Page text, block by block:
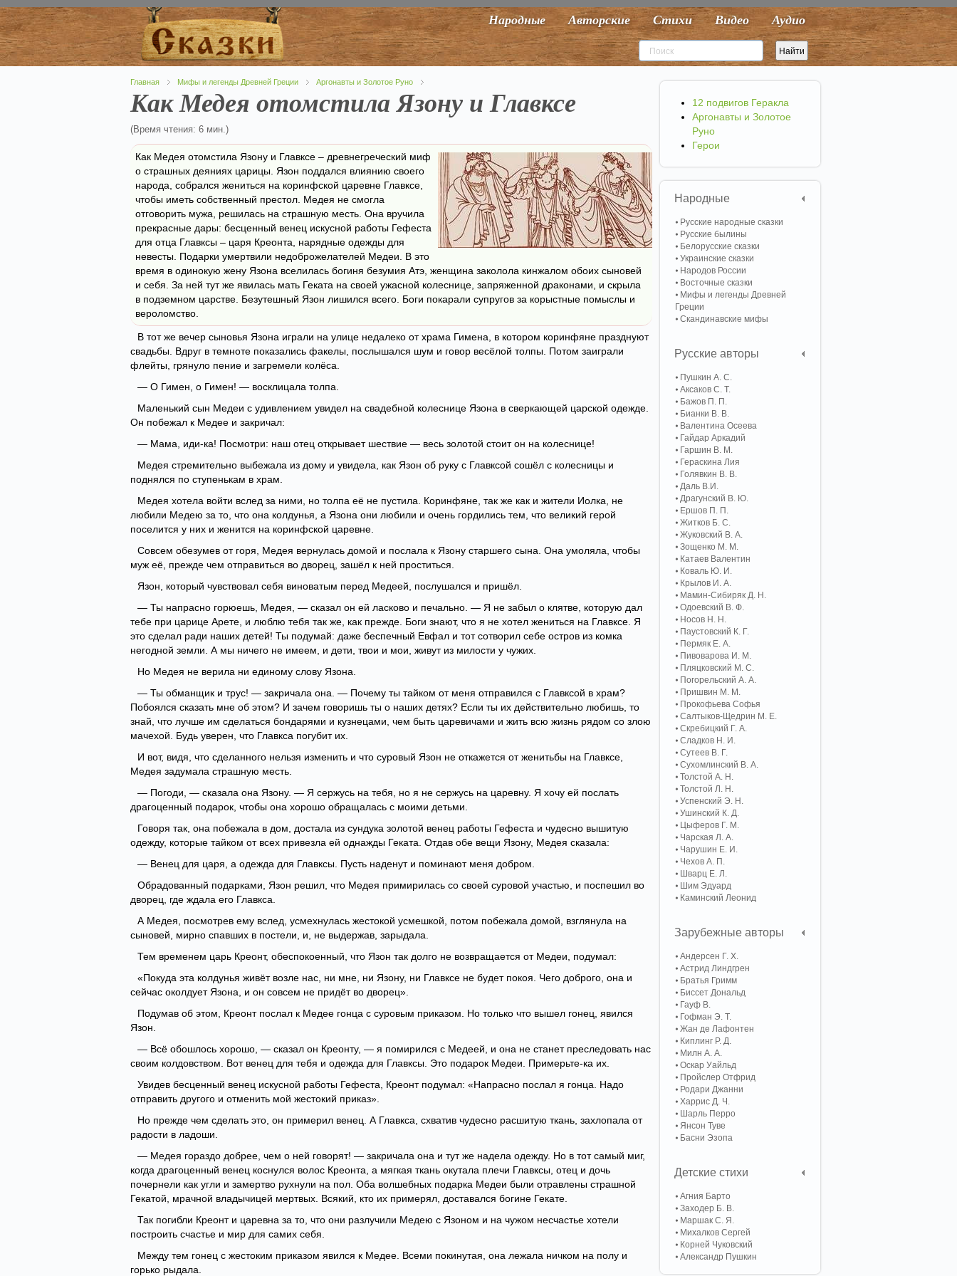
Народные Авторские Стихи Видео Аудио
Главная Мифы и легенды Древней Греции Аргонавты и Золотое Руно
Как Медея отомстила Язону и Главксе
(Время чтения: 6 мин.)
Как Медея отомстила Язону и Главксе – древнегреческий миф
о страшных деяниях царицы. Язон поддался влиянию своего
народа, собрался жениться на коринфской царевне Главксе,
чтобы иметь собственный престол. Медея не смогла
отговорить мужа, решилась на страшную месть. Она вручила
прекрасные дары: бесценный венец искусной работы Гефеста
для отца Главксы – царя Креонта, нарядные одежды для
невесты. Подарки умертвили недоброжелателей Медеи. В это
время в одинокую жену Язона вселилась богиня безумия Атэ, женщина заколола кинжалом обоих сыновей
и себя. За ней тут же явилась мать Геката на своей ужасной колеснице, запряженной драконами, и скрыла
в подземном царстве. Безутешный Язон лишился всего. Боги покарали супругов за корыстные помыслы и
вероломство.
В тот же вечер сыновья Язона играли на улице недалеко от храма Гимена, в котором коринфяне празднуют
свадьбы. Вдруг в темноте показались факелы, послышался шум и говор весёлой толпы. Потом заиграли
флейты, грянуло пение и загремели колёса.
— О Гимен, о Гимен! — восклицала толпа.
Маленький сын Медеи с удивлением увидел на свадебной колеснице Язона в сверкающей царской одежде.
Он побежал к Медее и закричал:
— Мама, иди-ка! Посмотри: наш отец открывает шествие — весь золотой стоит он на колеснице!
Медея стремительно выбежала из дому и увидела, как Язон об руку с Главксой сошёл с колесницы и
поднялся по ступенькам в храм.
Медея хотела войти вслед за ними, но толпа её не пустила. Коринфяне, так же как и жители Иолка, не
любили Медею за то, что она колдунья, а Язона они любили и очень гордились тем, что великий герой
поселится у них и женится на коринфской царевне.
Совсем обезумев от горя, Медея вернулась домой и послала к Язону старшего сына. Она умоляла, чтобы
муж её, прежде чем отправиться во дворец, зашёл к ней проститься.
Язон, который чувствовал себя виноватым перед Медеей, послушался и пришёл.
— Ты напрасно горюешь, Медея, — сказал он ей ласково и печально. — Я не забыл о клятве, которую дал
тебе при царице Арете, и люблю тебя так же, как прежде. Боги знают, что я не хотел жениться на Главксе. Я
это сделал ради наших детей! Ты подумай: даже беспечный Евфал и тот сотворил себе остров из комка
негодной земли. А мы ничего не имеем, и дети, твои и мои, живут из милости у чужих.
Но Медея не верила ни единому слову Язона.
— Ты обманщик и трус! — закричала она. — Почему ты тайком от меня отправился с Главксой в храм?
Побоялся сказать мне об этом? И зачем говоришь ты о наших детях? Если ты их действительно любишь, то
знай, что лучше им сделаться бондарями и кузнецами, чем быть царевичами и жить всю жизнь рядом со злою
мачехой. Будь уверен, что Главкса погубит их.
И вот, видя, что сделанного нельзя изменить и что суровый Язон не откажется от женитьбы на Главксе,
Медея задумала страшную месть.
— Погоди, — сказала она Язону. — Я сержусь на тебя, но я не сержусь на царевну. Я хочу ей послать
драгоценный подарок, чтобы она хорошо обращалась с моими детьми.
Говоря так, она побежала в дом, достала из сундука золотой венец работы Гефеста и чудесно вышитую
одежду, которые тайком от всех привезла ей однажды Геката. Отдав обе вещи Язону, Медея сказала:
— Венец для царя, а одежда для Главксы. Пусть наденут и поминают меня добром.
Обрадованный подарками, Язон решил, что Медея примирилась со своей суровой участью, и поспешил во
дворец, где ждала его Главкса.
А Медея, посмотрев ему вслед, усмехнулась жестокой усмешкой, потом побежала домой, взглянула на
сыновей, мирно спавших в постели, и, не выдержав, зарыдала.
Тем временем царь Креонт, обеспокоенный, что Язон так долго не возвращается от Медеи, подумал:
«Покуда эта колдунья живёт возле нас, ни мне, ни Язону, ни Главксе не будет покоя. Чего доброго, она и
сейчас околдует Язона, и он совсем не придёт во дворец».
Подумав об этом, Креонт послал к Медее гонца с суровым приказом. Но только что вышел гонец, явился
Язон.
— Всё обошлось хорошо, — сказал он Креонту, — я помирился с Медеей, и она не станет преследовать нас
своим колдовством. Вот венец для тебя и одежда для Главксы. Это подарок Медеи. Примерьте-ка их.
Увидев бесценный венец искусной работы Гефеста, Креонт подумал: «Напрасно послал я гонца. Надо
отправить другого и отменить мой жестокий приказ».
Но прежде чем сделать это, он примерил венец. А Главкса, схватив чудесно расшитую ткань, захлопала от
радости в ладоши.
— Медея гораздо добрее, чем о ней говорят! — закричала она и тут же надела одежду. Но в тот самый миг,
когда драгоценный венец коснулся волос Креонта, а мягкая ткань окутала плечи Главксы, отец и дочь
почернели как угли и замертво рухнули на пол. Оба волшебных подарка Медеи были отравлены страшной
Гекатой, мрачной владычицей мертвых. Всякий, кто их примерял, доставался богине Гекате.
Так погибли Креонт и царевна за то, что они разлучили Медею с Язоном и на чужом несчастье хотели
построить счастье и мир для самих себя.
Между тем гонец с жестоким приказом явился к Медее. Всеми покинутая, она лежала ничком на полу и
горько рыдала.
12 подвигов Геракла
Аргонавты и Золотое
Руно
Герои
Народные
Русские народные сказки
Русские былины
Белорусские сказки
Украинские сказки
Народов России
Восточные сказки
Мифы и легенды Древней
Греции
Скандинавские мифы
Русские авторы
Пушкин А. С.
Аксаков С. Т.
Бажов П. П.
Бианки В. В.
Валентина Осеева
Гайдар Аркадий
Гаршин В. М.
Гераскина Лия
Голявкин В. В.
Даль В.И.
Драгунский В. Ю.
Ершов П. П.
Житков Б. С.
Жуковский В. А.
Зощенко М. М.
Катаев Валентин
Коваль Ю. И.
Крылов И. А.
Мамин-Сибиряк Д. Н.
Одоевский В. Ф.
Носов Н. Н.
Паустовский К. Г.
Пермяк Е. А.
Пивоварова И. М.
Пляцковский М. С.
Погорельский А. A.
Пришвин М. М.
Прокофьева Софья
Салтыков-Щедрин М. Е.
Скребицкий Г. А.
Сладков Н. И.
Сутеев В. Г.
Сухомлинский В. А.
Толстой А. Н.
Толстой Л. Н.
Успенский Э. Н.
Ушинский К. Д.
Цыферов Г. М.
Чарская Л. А.
Чарушин Е. И.
Чехов А. П.
Шварц Е. Л.
Шим Эдуард
Каминский Леонид
Зарубежные авторы
Андерсен Г. Х.
Астрид Линдгрен
Братья Гримм
Биссет Дональд
Гауф В.
Гофман Э. Т.
Жан де Лафонтен
Киплинг Р. Д.
Милн А. А.
Оскар Уайльд
Пройслер Отфрид
Родари Джанни
Харрис Д. Ч.
Шарль Перро
Янсон Туве
Басни Эзопа
Детские стихи
Агния Барто
Заходер Б. В.
Маршак С. Я.
Михалков Сергей
Корней Чуковский
Александр Пушкин